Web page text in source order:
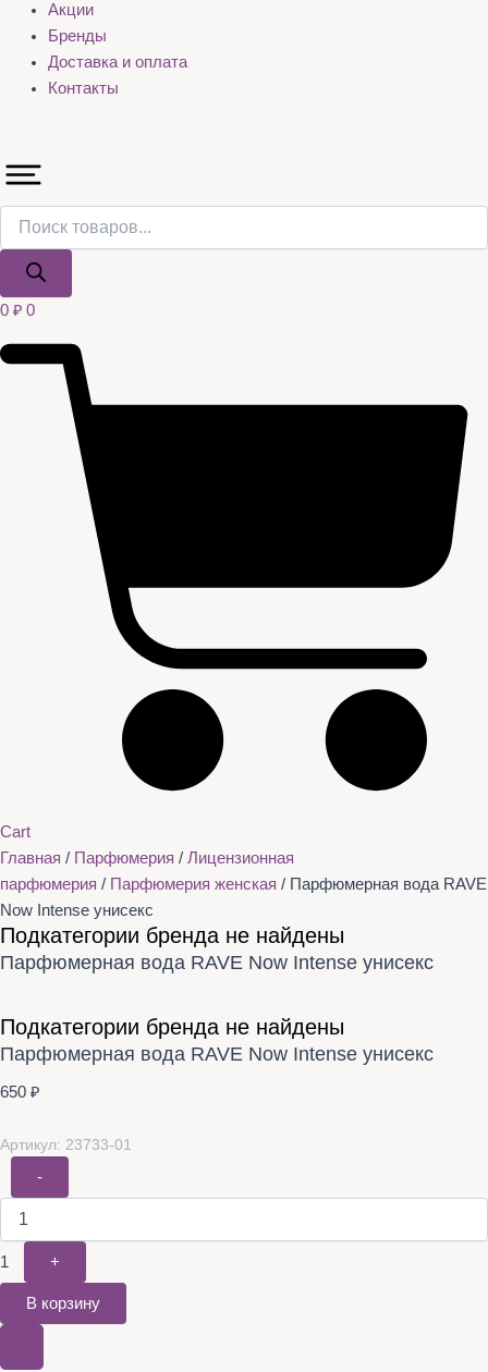
Акции
Бренды
Доставка и оплата
Контакты
0 ₽ 0
Cart
Главная / Парфюмерия / Лицензионная
парфюмерия / Парфюмерия женская / Парфюмерная вода RAVE
Now Intense унисекс
Подкатегории бренда не найдены
Парфюмерная вода RAVE Now Intense унисекс
Подкатегории бренда не найдены
Парфюмерная вода RAVE Now Intense унисекс
650 ₽
Артикул: 23733-01
-
1 +
В корзину